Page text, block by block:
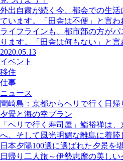
外出自粛が続く今、都会での生活
ています。「田舎は不便」と言
ライフラインも、都市部の方が
ります。「田舎は何もない」と
2020.05.13
イベント
移住
仕事
ニュース
間崎島：京都からヘリで行く日
夕景と海の幸プラン
「ヘリで行く寿司屋」鮨裕禅は
へ、そして風光明媚な離島に着
日本夕陽100選に選ばれた夕景を
日帰り二人旅～伊勢志摩の美し